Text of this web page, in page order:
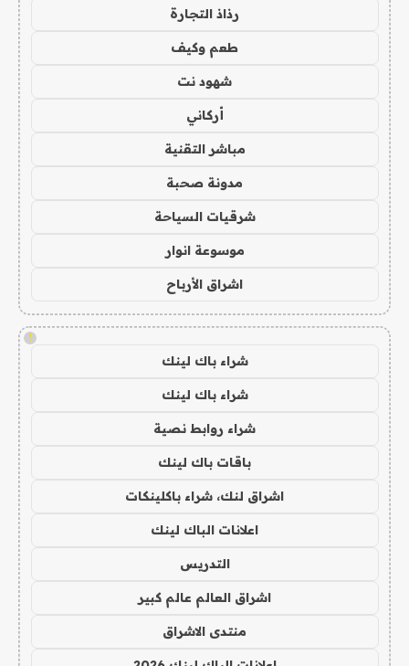
رذاذ التجارة
طعم وكيف
شهود نت
أركاني
مباشر التقنية
مدونة صحبة
شرقيات السياحة
موسوعة انوار
اشراق الأرباح
!
شراء باك لينك
شراء باك لينك
شراء روابط نصية
باقات باك لينك
اشراق لنك، شراء باكلينكات
اعلانات الباك لينك
التدريس
اشراق العالم عالم كبير
منتدى الاشراق